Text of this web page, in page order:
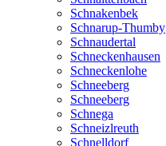
Schnakenbek
Schnarup-Thumby
Schnaudertal
Schneckenhausen
Schneckenlohe
Schneeberg
Schneeberg
Schnega
Schneizlreuth
Schnelldorf